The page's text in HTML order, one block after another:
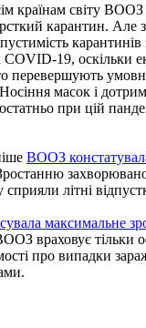
країнам світу ВООЗ
карантин. Але
карантинів
19, оскільки
перевершують
масок і
при цій
ВООЗ
сприяли літні
максимальне
враховує тільки
про випадки